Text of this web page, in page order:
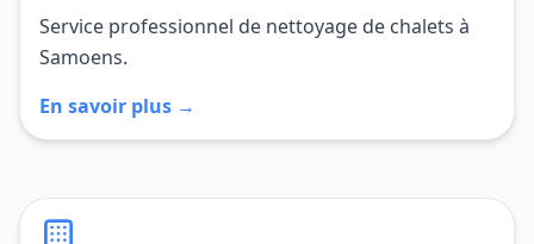
Service professionnel de nettoyage de chalets à
Samoens.
En savoir plus →